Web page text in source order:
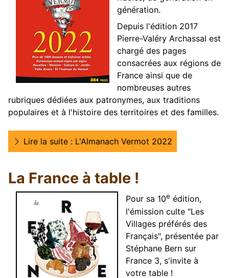
génération.
Depuis l'édition 2017
Pierre-Valéry Archassal est
chargé des pages
consacrées aux régions de
France ainsi que de
nombreuses autres
rubriques dédiées aux patronymes, aux traditions
populaires et à l'histoire des territoires et des familles.
Lire la suite : L'Almanach Vermot 2022
La France à table !
Pour sa 10e édition,
l'émission culte "Les
Villages préférés des
Français", présentée par
Stéphane Bern sur
France 3, s'invite à
votre table !